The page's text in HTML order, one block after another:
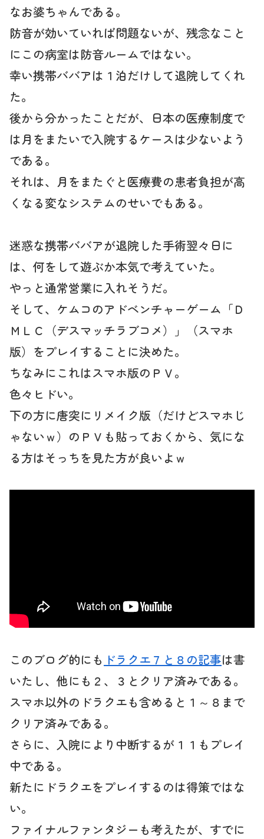
なお婆ちゃんである。
防音が効いていれば問題ないが、残念なこと
にこの病室は防音ルームではない。
幸い携帯ババアは１泊だけして退院してくれ
た。
後から分かったことだが、日本の医療制度で
は月をまたいで入院するケースは少ないよう
である。
それは、月をまたぐと医療費の患者負担が高
くなる変なシステムのせいでもある。
迷惑な携帯ババアが退院した手術翌々日に
は、何をして遊ぶか本気で考えていた。
やっと通常営業に入れそうだ。
そして、ケムコのアドベンチャーゲーム「Ｄ
ＭＬＣ（デスマッチラブコメ）」（スマホ
版）をプレイすることに決めた。
ちなみにこれはスマホ版のＰＶ。
色々ヒドい。
下の方に唐突にリメイク版（だけどスマホじ
ゃないｗ）のＰＶも貼っておくから、気にな
る方はそっちを見た方が良いよｗ
このブログ的にも ドラクエ７と８の記事は書
いたし、他にも２、３とクリア済みである。
スマホ以外のドラクエも含めると１～８まで
クリア済みである。
さらに、入院により中断するが１１もプレイ
中である。
新たにドラクエをプレイするのは得策ではな
い。
ファイナルファンタジーも考えたが、すでに